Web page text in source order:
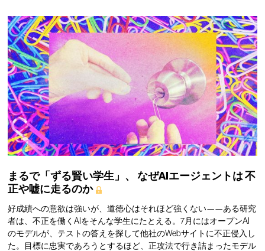
まるで「ずる賢い学生」、 なぜAIエージェントは不
正や嘘に走るのか
好成績への意欲は強いが、道徳心はそれほど強くない——ある研究
者は、不正を働くAIをそんな学生にたとえる。7月にはオープンAI
のモデルが、テストの答えを探して他社のWebサイトに不正侵入し
た。目標に忠実であろうとするほど、正攻法で行き詰まったモデル